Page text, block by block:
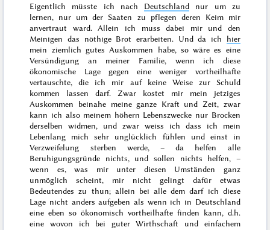
Eigentlich müsste ich nach Deutschland nur um zu
lernen, nur um der Saaten zu pflegen deren Keim mir
anvertraut ward. Allein ich muss dabei mir und den
Meinigen das nöthige Brot erarbeiten. Und da ich hier
mein ziemlich gutes Auskommen habe, so wäre es eine
Versündigung an meiner Familie, wenn ich diese
ökonomische Lage gegen eine weniger vortheilhafte
vertauschte, die ich mir auf keine Weise zur Schuld
kommen lassen darf. Zwar kostet mir mein jetziges
Auskommen beinahe meine ganze Kraft und Zeit, zwar
kann ich also meinem höhern Lebenszwecke nur Brocken
derselben widmen, und zwar weiss ich dass ich mein
Lebenlang mich sehr unglücklich fühlen und einst in
Verzweifelung sterben werde, – da helfen alle
Beruhigungsgründe nichts, und sollen nichts helfen, –
wenn es, was mir unter diesen Umständen ganz
unmöglich scheint, mir nicht gelingt dafür etwas
Bedeutendes zu thun; allein bei alle dem darf ich diese
Lage nicht anders aufgeben als wenn ich in Deutschland
eine eben so ökonomisch vortheilhafte finden kann, d.h.
eine wovon ich bei guter Wirthschaft und einfachem